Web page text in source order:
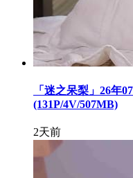
「迷之呆梨」26年
(131P/4V/507MB)
2天前